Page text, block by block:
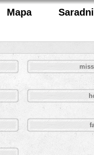
Mapa